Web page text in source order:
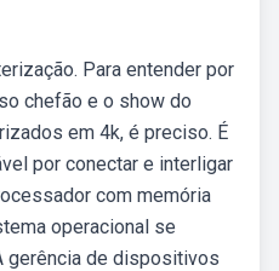
Para entender por
chefão e o show do
em 4k, é preciso. É
por conectar e interligar
com memória
operacional se
gerência de dispositivos